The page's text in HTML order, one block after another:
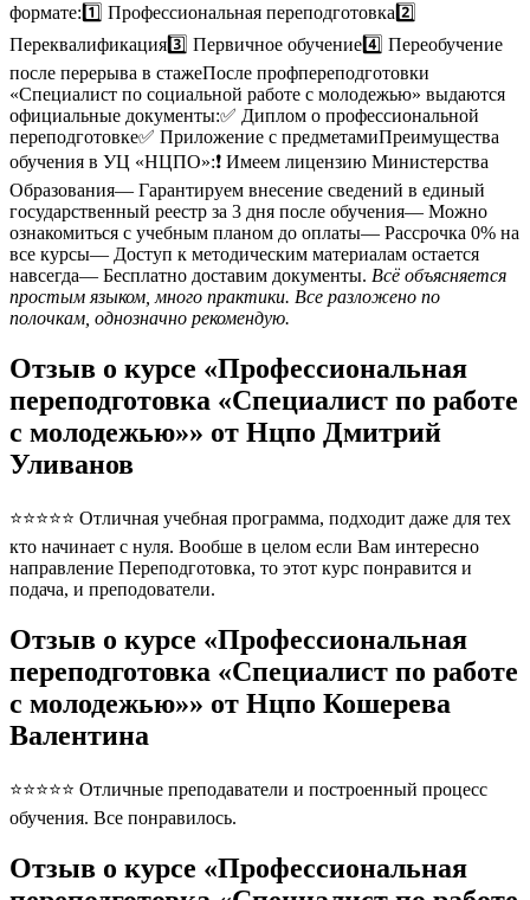
формате:1️⃣ Профессиональная переподготовка2️⃣
Переквалификация3️⃣ Первичное обучение4️⃣ Переобучение
после перерыва в стажеПосле профпереподготовки
«Специалист по социальной работе с молодежью» выдаются
официальные документы:✅ Диплом о профессиональной
переподготовке✅ Приложение с предметамиПреимущества
обучения в УЦ «НЦПО»:❗️ Имеем лицензию Министерства
Образования— Гарантируем внесение сведений в единый
государственный реестр за 3 дня после обучения— Можно
ознакомиться с учебным планом до оплаты— Рассрочка 0% на
все курсы— Доступ к методическим материалам остается
навсегда— Бесплатно доставим документы. Всё объясняется
простым языком, много практики. Все разложено по
полочкам, однозначно рекомендую.
Отзыв о курсе «Профессиональная
переподготовка «Специалист по работе
с молодежью»» от Нцпо Дмитрий
Уливанов
⭐⭐⭐⭐⭐ Отличная учебная программа, подходит даже для тех
кто начинает с нуля. Вообше в целом если Вам интересно
направление Переподготовка, то этот курс понравится и
подача, и преподователи.
Отзыв о курсе «Профессиональная
переподготовка «Специалист по работе
с молодежью»» от Нцпо Кошерева
Валентина
⭐⭐⭐⭐⭐ Отличные преподаватели и построенный процесс
обучения. Все понравилось.
Отзыв о курсе «Профессиональная